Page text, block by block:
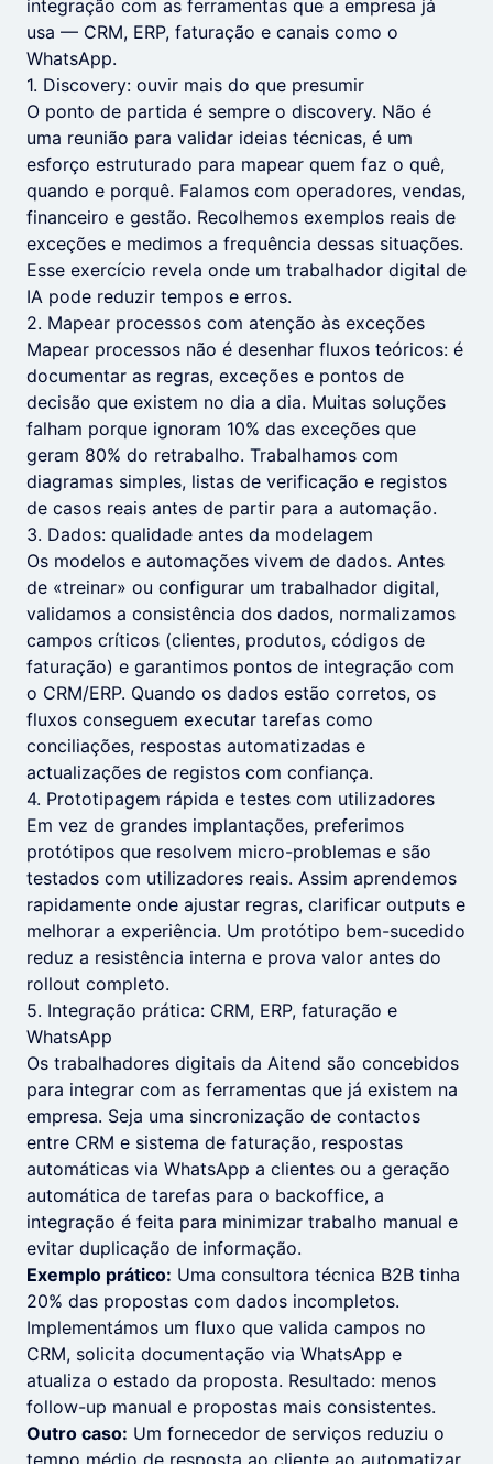
integração com as ferramentas que a empresa já
usa — CRM, ERP, faturação e canais como o
WhatsApp.
1. Discovery: ouvir mais do que presumir
O ponto de partida é sempre o discovery. Não é
uma reunião para validar ideias técnicas, é um
esforço estruturado para mapear quem faz o quê,
quando e porquê. Falamos com operadores, vendas,
financeiro e gestão. Recolhemos exemplos reais de
exceções e medimos a frequência dessas situações.
Esse exercício revela onde um trabalhador digital de
IA pode reduzir tempos e erros.
2. Mapear processos com atenção às exceções
Mapear processos não é desenhar fluxos teóricos: é
documentar as regras, exceções e pontos de
decisão que existem no dia a dia. Muitas soluções
falham porque ignoram 10% das exceções que
geram 80% do retrabalho. Trabalhamos com
diagramas simples, listas de verificação e registos
de casos reais antes de partir para a automação.
3. Dados: qualidade antes da modelagem
Os modelos e automações vivem de dados. Antes
de «treinar» ou configurar um trabalhador digital,
validamos a consistência dos dados, normalizamos
campos críticos (clientes, produtos, códigos de
faturação) e garantimos pontos de integração com
o CRM/ERP. Quando os dados estão corretos, os
fluxos conseguem executar tarefas como
conciliações, respostas automatizadas e
actualizações de registos com confiança.
4. Prototipagem rápida e testes com utilizadores
Em vez de grandes implantações, preferimos
protótipos que resolvem micro-problemas e são
testados com utilizadores reais. Assim aprendemos
rapidamente onde ajustar regras, clarificar outputs e
melhorar a experiência. Um protótipo bem-sucedido
reduz a resistência interna e prova valor antes do
rollout completo.
5. Integração prática: CRM, ERP, faturação e
WhatsApp
Os trabalhadores digitais da Aitend são concebidos
para integrar com as ferramentas que já existem na
empresa. Seja uma sincronização de contactos
entre CRM e sistema de faturação, respostas
automáticas via WhatsApp a clientes ou a geração
automática de tarefas para o backoffice, a
integração é feita para minimizar trabalho manual e
evitar duplicação de informação.
Exemplo prático: Uma consultora técnica B2B tinha
20% das propostas com dados incompletos.
Implementámos um fluxo que valida campos no
CRM, solicita documentação via WhatsApp e
atualiza o estado da proposta. Resultado: menos
follow-up manual e propostas mais consistentes.
Outro caso: Um fornecedor de serviços reduziu o
tempo médio de resposta ao cliente ao automatizar